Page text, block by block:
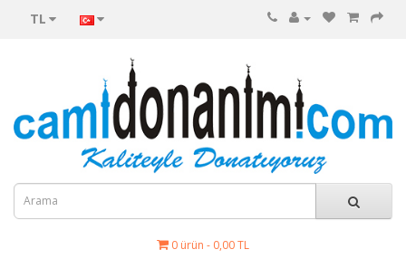
TL
0 ürün - 0,00 TL